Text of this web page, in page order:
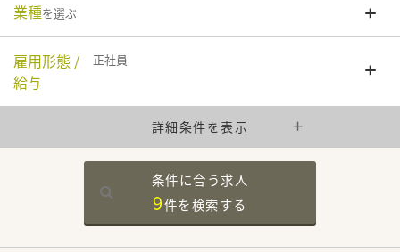
業種を選ぶ
雇用形態 /
給与
正社員
詳細条件を表示
条件に合う求人
9件を検索する